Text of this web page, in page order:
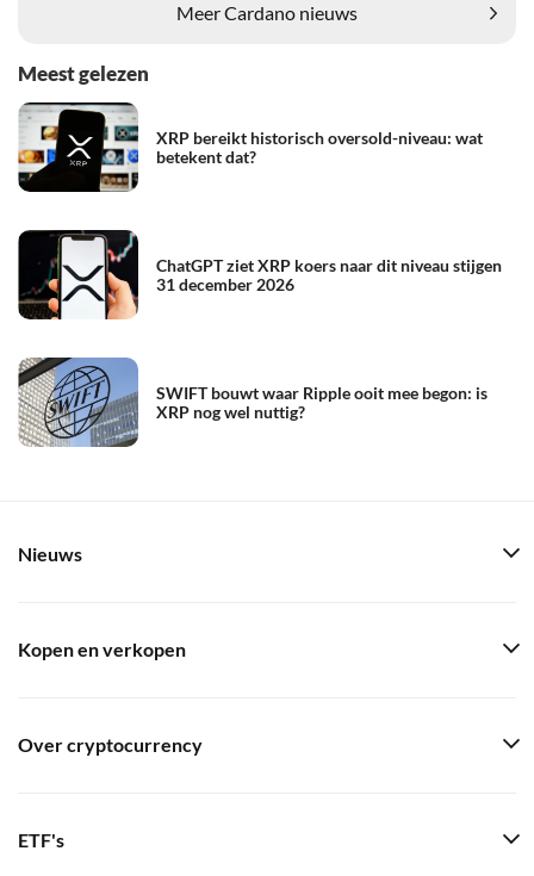
Meer Cardano nieuws
Meest gelezen
XRP bereikt historisch oversold-niveau: wat
betekent dat?
ChatGPT ziet XRP koers naar dit niveau stijgen
31 december 2026
SWIFT bouwt waar Ripple ooit mee begon: is
XRP nog wel nuttig?
Nieuws
Kopen en verkopen
Over cryptocurrency
ETF's